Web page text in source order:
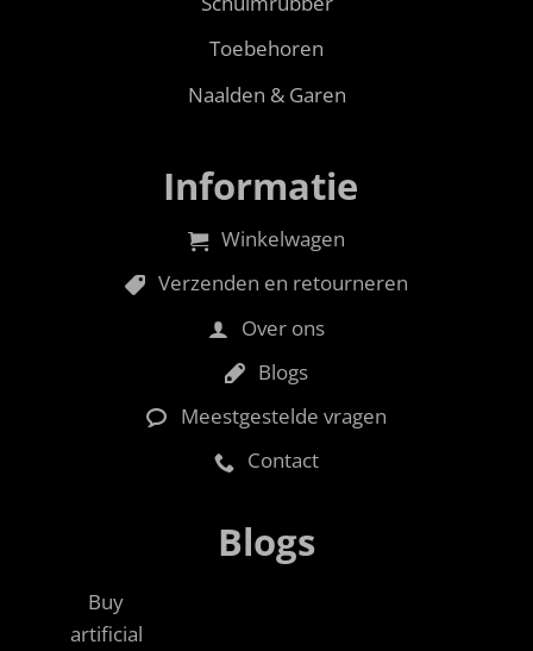
Toebehoren
Naalden & Garen
Informatie
Winkelwagen
Verzenden en retourneren
Over ons
Blogs
Meestgestelde vragen
Contact
Blogs
Buy
artificial